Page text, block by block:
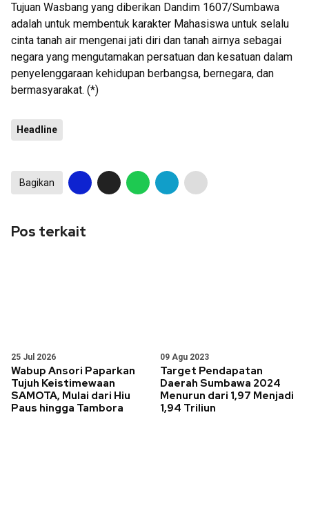
Tujuan Wasbang yang diberikan Dandim 1607/Sumbawa
adalah untuk membentuk karakter Mahasiswa untuk selalu
cinta tanah air mengenai jati diri dan tanah airnya sebagai
negara yang mengutamakan persatuan dan kesatuan dalam
penyelenggaraan kehidupan berbangsa, bernegara, dan
bermasyarakat. (*)
Headline
Bagikan
Pos terkait
25 Jul 2026
Wabup Ansori Paparkan
Tujuh Keistimewaan
SAMOTA, Mulai dari Hiu
Paus hingga Tambora
09 Agu 2023
Target Pendapatan
Daerah Sumbawa 2024
Menurun dari 1,97 Menjadi
1,94 Triliun